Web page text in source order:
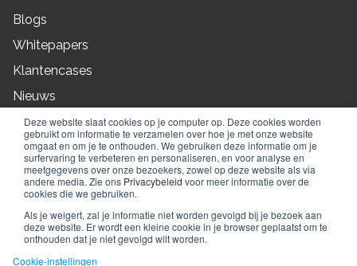
Deze website slaat cookies op je computer op. Deze cookies worden
gebruikt om informatie te verzamelen over hoe je met onze website
omgaat en om je te onthouden. We gebruiken deze informatie om je
surfervaring te verbeteren en personaliseren, en voor analyse en
meetgegevens over onze bezoekers, zowel op deze website als via
andere media. Zie ons Privacybeleid voor meer informatie over de
cookies die we gebruiken.
Als je weigert, zal je informatie niet worden gevolgd bij je bezoek aan
deze website. Er wordt een kleine cookie in je browser geplaatst om te
onthouden dat je niet gevolgd wilt worden.
Cookie-instellingen
Blogs
Whitepapers
Klantencases
Nieuws
On-Demand
Webinars
© 2010 - 2026Full Orbit
Algemene voorwaarden
Privacy policy
Cookie beleid